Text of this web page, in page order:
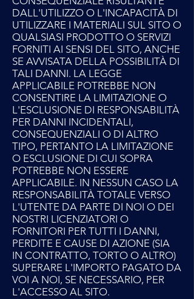
DALL'UTILIZZO O L'INCAPACITÀ DI
UTILIZZARE I MATERIALI SUL SITO O
QUALSIASI PRODOTTO O SERVIZI
FORNITI AI SENSI DEL SITO, ANCHE
SE AVVISATA DELLA POSSIBILITÀ DI
TALI DANNI. LA LEGGE
APPLICABILE POTREBBE NON
CONSENTIRE LA LIMITAZIONE O
L'ESCLUSIONE DI RESPONSABILITÀ
PER DANNI INCIDENTALI,
CONSEQUENZIALI O DI ALTRO
TIPO, PERTANTO LA LIMITAZIONE
O ESCLUSIONE DI CUI SOPRA
POTREBBE NON ESSERE
APPLICABILE. IN NESSUN CASO LA
RESPONSABILITÀ TOTALE VERSO
L'UTENTE DA PARTE DI NOI O DEI
NOSTRI LICENZIATORI O
FORNITORI PER TUTTI I DANNI,
PERDITE E CAUSE DI AZIONE (SIA
IN CONTRATTO, TORTO O ALTRO)
SUPERARE L'IMPORTO PAGATO DA
VOI A NOI, SE NECESSARIO, PER
L'ACCESSO AL SITO.